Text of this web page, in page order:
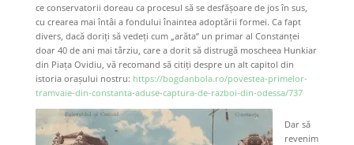
ce conservatorii doreau ca procesul să se desfășoare de jos în sus,
cu crearea mai întâi a fondului înaintea adoptării formei. Ca fapt
divers, dacă doriți să vedeți cum „arăta” un primar al Constanței
doar 40 de ani mai târziu, care a dorit să distrugă moscheea Hunkiar
din Piața Ovidiu, vă recomand să citiți despre un alt capitol din
istoria orașului nostru: https://bogdanbola.ro/povestea-primelor-
tramvaie-din-constanta-aduse-captura-de-razboi-din-odessa/737
Dar să
revenim